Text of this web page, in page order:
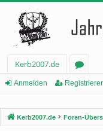
Kerb2007.de
or
Anmelden
Kerb2007.de Foren-